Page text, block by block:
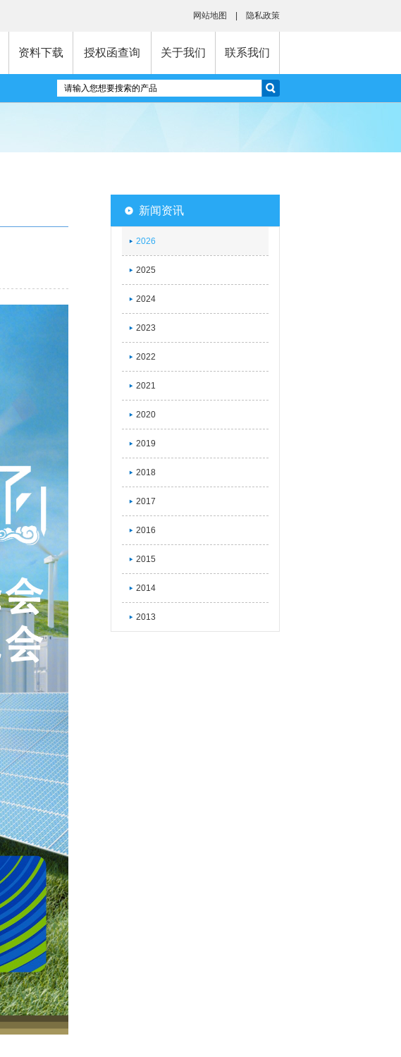
网站地图 隐私政策
资料下载 授权函查询 关于我们 联系我们
新闻资讯
2026
2025
2024
2023
2022
2021
2020
2019
2018
2017
2016
2015
2014
2013